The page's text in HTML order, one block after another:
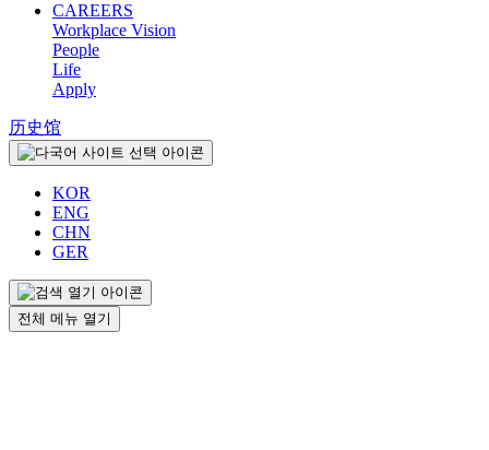
CAREERS
Workplace Vision
People
Life
Apply
历史馆
KOR
ENG
CHN
GER
전체 메뉴 열기